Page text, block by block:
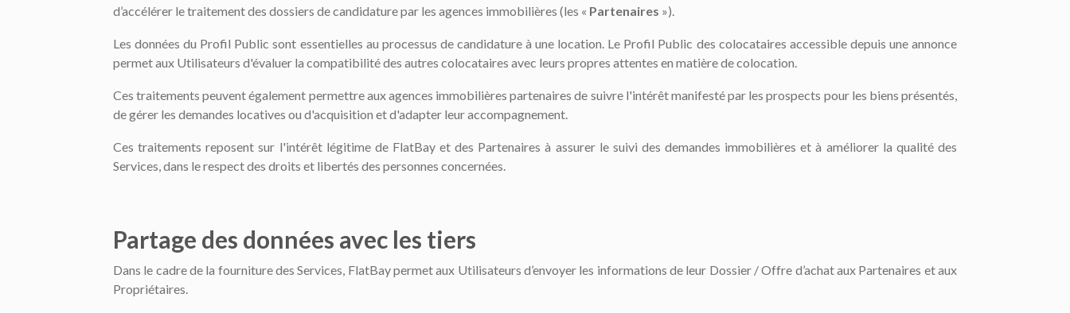
d’accélérer le traitement des dossiers de candidature par les agences immobilières (les « Partenaires »).
Les données du Profil Public sont essentielles au processus de candidature à une location. Le Profil Public des colocataires accessible depuis une annonce
permet aux Utilisateurs d'évaluer la compatibilité des autres colocataires avec leurs propres attentes en matière de colocation.
Ces traitements peuvent également permettre aux agences immobilières partenaires de suivre l'intérêt manifesté par les prospects pour les biens présentés,
de gérer les demandes locatives ou d'acquisition et d'adapter leur accompagnement.
Ces traitements reposent sur l'intérêt légitime de FlatBay et des Partenaires à assurer le suivi des demandes immobilières et à améliorer la qualité des
Services, dans le respect des droits et libertés des personnes concernées.
Partage des données avec les tiers
Dans le cadre de la fourniture des Services, FlatBay permet aux Utilisateurs d’envoyer les informations de leur Dossier / Offre d’achat aux Partenaires et aux
Propriétaires.